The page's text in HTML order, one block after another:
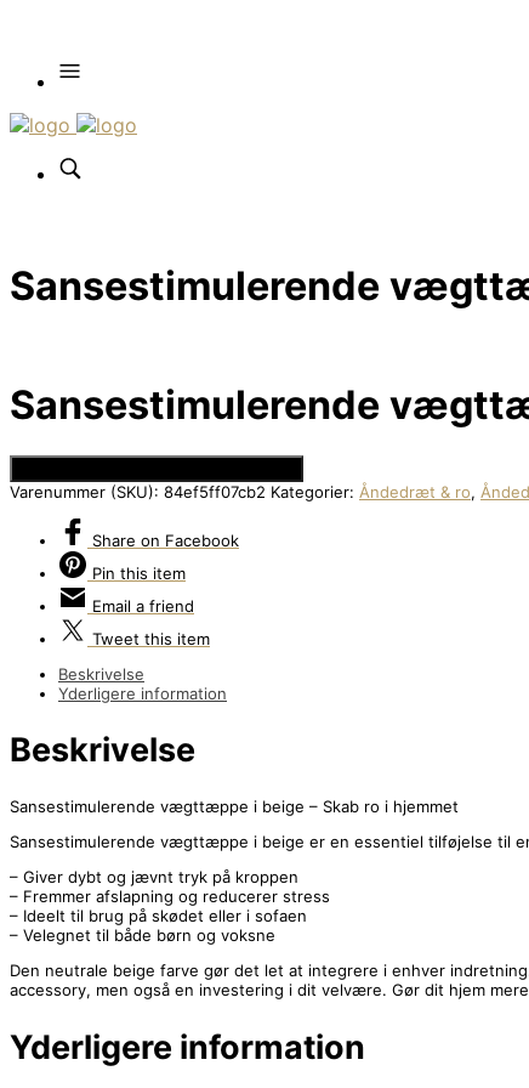
Sansestimulerende
Sansestimulerende
Varenummer (SKU): 84ef5ff07cb2 Kategorier: Åndedræt & ro,
Share on Facebook
Pin this item
Email a friend
Tweet this item
Beskrivelse
Yderligere information
Beskrivelse
Sansestimulerende vægttæppe i beige – Skab ro i hjemmet
Sansestimulerende vægttæppe i beige er en essentiel tilføjelse til
– Giver dybt og jævnt tryk på kroppen
– Fremmer afslapning og reducerer stress
– Ideelt til brug på skødet eller i sofaen
– Velegnet til både børn og voksne
Den neutrale beige farve gør det let at integrere i enhver
accessory, men også en investering i dit velvære. Gør dit hjem
Yderligere information